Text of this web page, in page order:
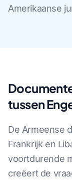
Amerikaanse
tussen
De Armeense
Frankrijk en
voortdurende
creëert de